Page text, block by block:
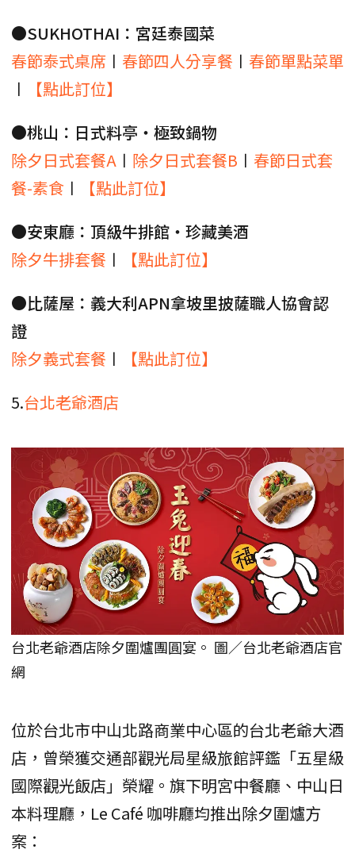
●SUKHOTHAI：宮廷泰國菜
春節泰式桌席 〡 春節四人分享餐 〡 春節單點菜單
〡
【點此訂位】
●桃山：日式料亭・極致鍋物
除夕日式套餐A 〡 除夕日式套餐B 〡 春節日式套
餐-素食 〡
【點此訂位】
●安東廳：頂級牛排館・珍藏美酒
除夕牛排套餐 〡
【點此訂位】
●比薩屋：義大利APN拿坡里披薩職人協會認
證
除夕義式套餐 〡
【點此訂位】
5.台北老爺酒店
台北老爺酒店除夕圍爐團圓宴。 圖／台北老爺酒店官
網
位於台北市中山北路商業中心區的台北老爺大酒
店，曾榮獲交通部觀光局星級旅館評鑑「五星級
國際觀光飯店」榮耀。旗下明宮中餐廳、中山日
本料理廳，Le Café 咖啡廳均推出除夕圍爐方
案：